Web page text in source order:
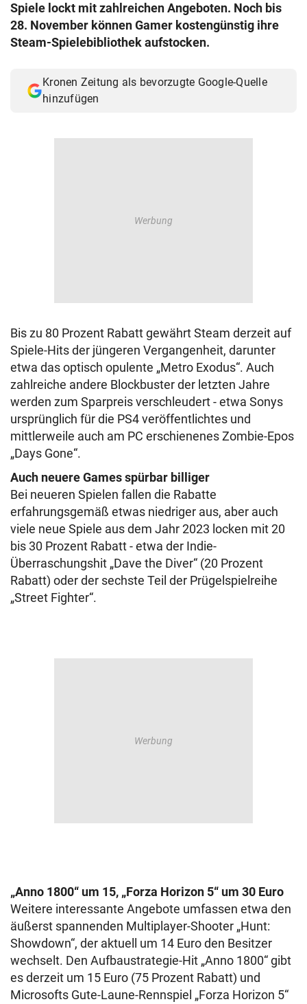
Spiele lockt mit zahlreichen Angeboten. Noch bis
28. November können Gamer kostengünstig ihre
Steam-Spielebibliothek aufstocken.
Kronen Zeitung als bevorzugte Google-Quelle
hinzufügen
Bis zu 80 Prozent Rabatt gewährt Steam derzeit auf
Spiele-Hits der jüngeren Vergangenheit, darunter
etwa das optisch opulente „Metro Exodus“. Auch
zahlreiche andere Blockbuster der letzten Jahre
werden zum Sparpreis verschleudert - etwa Sonys
ursprünglich für die PS4 veröffentlichtes und
mittlerweile auch am PC erschienenes Zombie-Epos
„Days Gone“.
Auch neuere Games spürbar billiger
Bei neueren Spielen fallen die Rabatte
erfahrungsgemäß etwas niedriger aus, aber auch
viele neue Spiele aus dem Jahr 2023 locken mit 20
bis 30 Prozent Rabatt - etwa der Indie-
Überraschungshit „Dave the Diver“ (20 Prozent
Rabatt) oder der sechste Teil der Prügelspielreihe
„Street Fighter“.
„Anno 1800“ um 15, „Forza Horizon 5“ um 30 Euro
Weitere interessante Angebote umfassen etwa den
äußerst spannenden Multiplayer-Shooter „Hunt:
Showdown“, der aktuell um 14 Euro den Besitzer
wechselt. Den Aufbaustrategie-Hit „Anno 1800“ gibt
es derzeit um 15 Euro (75 Prozent Rabatt) und
Microsofts Gute-Laune-Rennspiel „Forza Horizon 5“